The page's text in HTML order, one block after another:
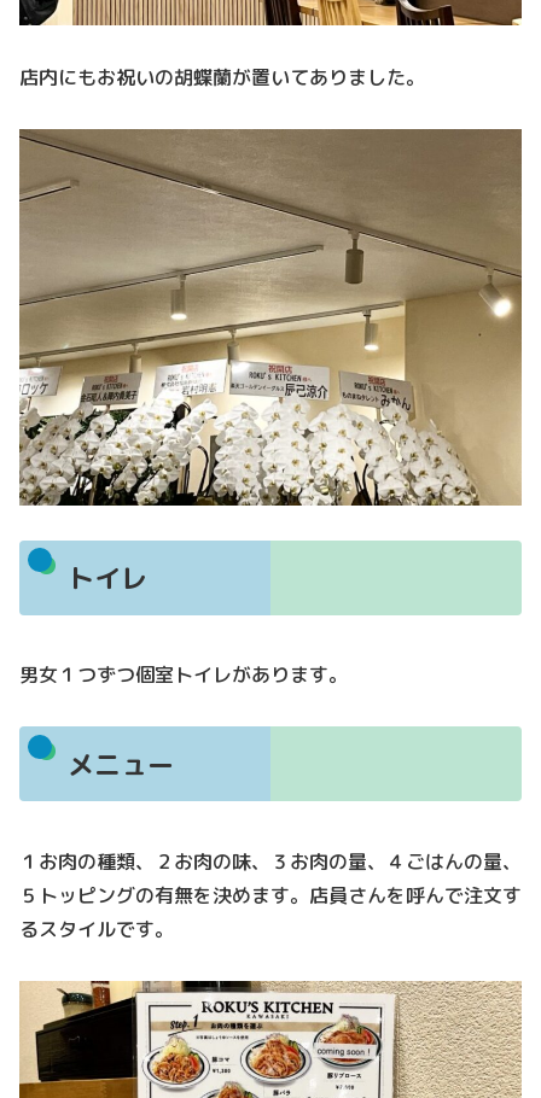
店内にもお祝いの胡蝶蘭が置いてありました。
トイレ
男女１つずつ個室トイレがあります。
メニュー
１お肉の種類、２お肉の味、３お肉の量、４ごはんの量、
５トッピングの有無を決めます。店員さんを呼んで注文す
るスタイルです。